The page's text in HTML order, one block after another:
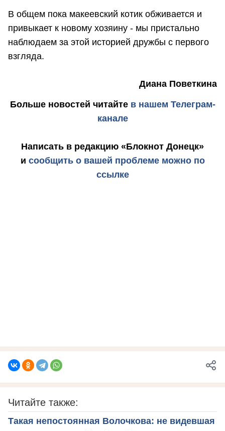
В общем пока макеевский котик обживается и
привыкает к новому хозяину - мы пристально
наблюдаем за этой историей дружбы с первого
взгляда.
Диана Поветкина
Больше новостей читайте в нашем Телеграм-
канале
Написать в редакцию «Блокнот Донецк»
и сообщить о вашей проблеме можно по
ссылке
Читайте также:
Такая непостоянная Волочкова: не видевшая